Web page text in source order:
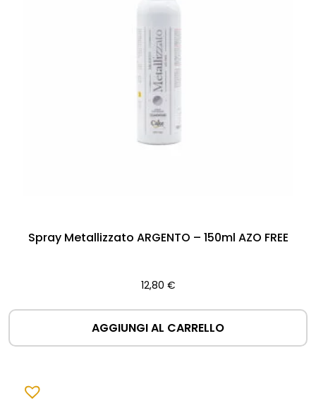
Spray Metallizzato ARGENTO – 150ml AZO FREE
12,80 €
AGGIUNGI AL CARRELLO